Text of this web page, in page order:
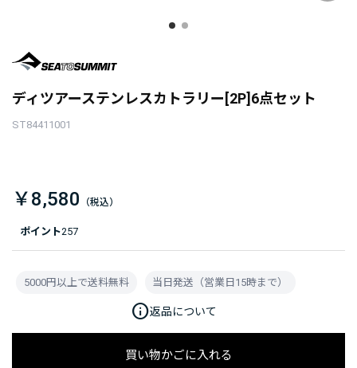
ディツアーステンレスカトラリー[2P]6点セット
ST84411001
ポイント257
￥8,580
買い物かごに入れる
5000円以上で送料無料 当日発送（営業日15時まで）
info返品について